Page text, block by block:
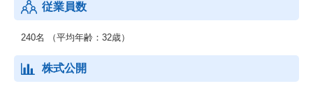
従業員数
240名 （平均年齢：32歳）
株式公開